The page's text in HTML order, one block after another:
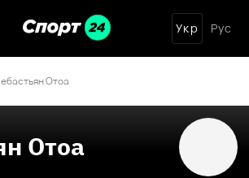
Укр Рус
Отоа
Отоа